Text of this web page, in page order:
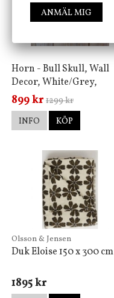
Horn - Bull Skull, Wall
Decor, White/Grey,
Endast för avhämtning
899 kr 1299 kr
INFO KÖP
Olsson & Jensen
Duk Eloise 150 x 300 cm
1895 kr
ANMÄL MIG